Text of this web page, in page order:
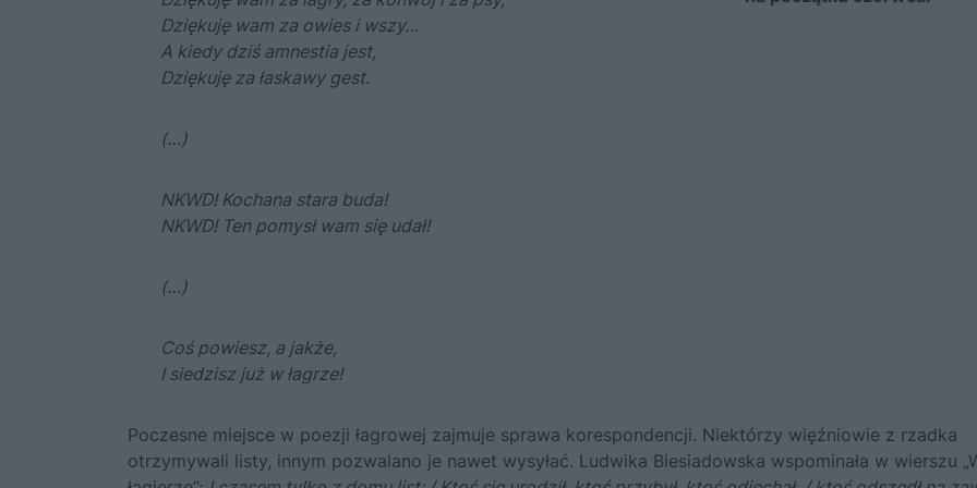
Dziękuję wam za owies i wszy…
A kiedy dziś amnestia jest,
Dziękuję za łaskawy gest.
(…)
NKWD! Kochana stara buda!
NKWD! Ten pomysł wam się udał!
(…)
Coś powiesz, a jakże,
I siedzisz już w łagrze!
Poczesne miejsce w poezji łagrowej zajmuje sprawa korespondencji. Niektórzy więźniowie z rzadka
otrzymywali listy, innym pozwalano je nawet wysyłać. Ludwika Biesiadowska wspominała w wierszu